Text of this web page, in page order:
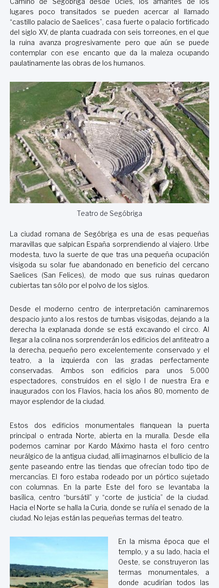
lugares poco transitados se pueden acercar al llamado
“castillo palacio de Saelices”, casa fuerte o palacio fortificado
del siglo XV, de planta cuadrada con seis torreones, en el que
la ruina avanza progresivamente pero que aún se puede
contemplar con ese encanto que da la maleza ocupando
paulatinamente las obras de los humanos.
Teatro de Segóbriga
La ciudad romana de Segóbriga es una de esas pequeñas
maravillas que salpican España sorprendiendo al viajero. Urbe
modesta, tuvo la suerte de que tras una pequeña ocupación
visigoda su solar fue abandonado en beneficio del cercano
Saelices (San Felices), de modo que sus ruinas quedaron
cubiertas tan sólo por el polvo de los siglos.
Desde el moderno centro de interpretación caminaremos
despacio junto a los restos de tumbas visigodas, dejando a la
derecha la explanada donde se está excavando el circo. Al
llegar a la colina nos sorprenderán los edificios del anfiteatro a
la derecha, pequeño pero excelentemente conservado y el
teatro, a la izquierda con las gradas perfectamente
conservadas. Ambos son edificios para unos 5.000
espectadores, construidos en el siglo I de nuestra Era e
inaugurados con los Flavios, hacia los años 80, momento de
mayor esplendor de la ciudad.
Estos dos edificios monumentales flanquean la puerta
principal o entrada Norte, abierta en la muralla. Desde ella
podemos caminar por Kardo Máximo hasta el foro centro
neurálgico de la antigua ciudad, allí imaginarnos el bullicio de la
gente paseando entre las tiendas que ofrecían todo tipo de
mercancías. El foro estaba rodeado por un pórtico sujetado
con columnas. En la parte Este del foro se levantaba la
basílica, centro “bursátil” y “corte de justicia” de la ciudad.
Hacia el Norte se halla la Curia, donde se ruñía el senado de la
ciudad. No lejas están las pequeñas termas del teatro.
En la misma época que el
templo, y a su lado, hacia el
Oeste, se construyeron las
termas monumentales, a
donde acudirían todos las